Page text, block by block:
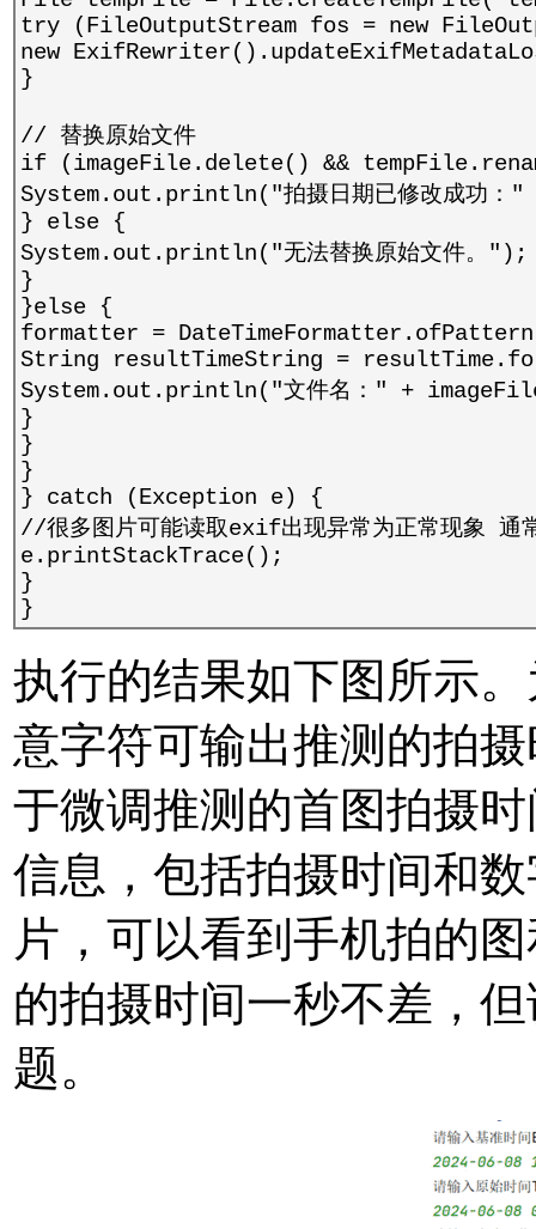
try (FileOutputStream fos = new
new
}
// 替换原始文件
if (imageFile.delete() &&
System.out.println("拍摄日期已修改成功
} else {
System.out.println("无法替换原始文件。");
}
}else {
formatter =
String resultTimeString =
System.out.println("文件名：" +
}
}
}
} catch (Exception e) {
//很多图片可能读取exif出现异常为正常现象 通
e.printStackTrace();
}
}
执行的结果如下图所示
意字符可输出推测的拍
于微调推测的首图拍摄
信息，包括拍摄时间和
片，可以看到手机拍的
的拍摄时间一秒不差，
题。